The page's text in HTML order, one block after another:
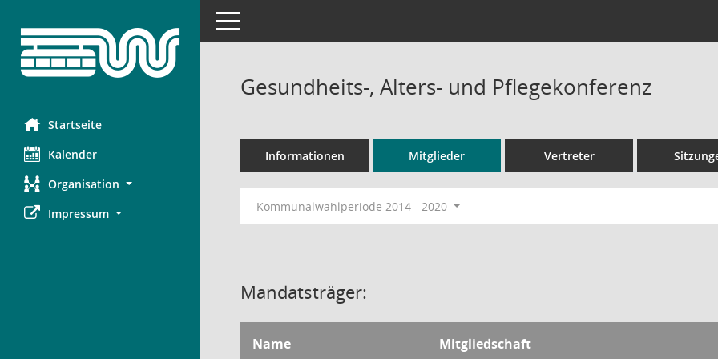
Startseite
Kalender
Organisation
Impressum
Toggle navigation
Gesundheits-, Alters- und Pflegekonferenz
Informationen Mitglieder Vertreter
Kommunalwahlperiode 2014 - 2020
Mandatsträger:
Name Mitgliedschaft